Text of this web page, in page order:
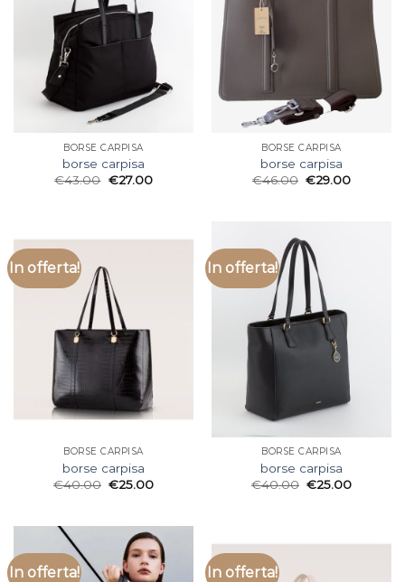
BORSE CARPISA
borse carpisa
€43.00 €27.00
BORSE CARPISA
borse carpisa
€46.00 €29.00
In offerta!
BORSE CARPISA
borse carpisa
€40.00 €25.00
In offerta!
BORSE CARPISA
borse carpisa
€40.00 €25.00
In offerta! In offerta!